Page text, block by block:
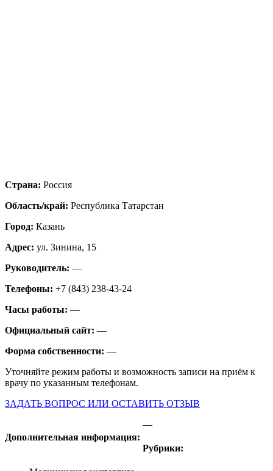
Страна: Россия
Область/край: Республика Татарстан
Город: Казань
Адрес: ул. Зинина, 15
Руководитель: —
Телефоны: +7 (843) 238-43-24
Часы работы: —
Официальный сайт: —
Форма собственности: —
Уточняйте режим работы и возможность записи на приём к
врачу по указанным телефонам.
ЗАДАТЬ ВОПРОС ИЛИ ОСТАВИТЬ ОТЗЫВ
Дополнительная информация:
—
Рубрики: